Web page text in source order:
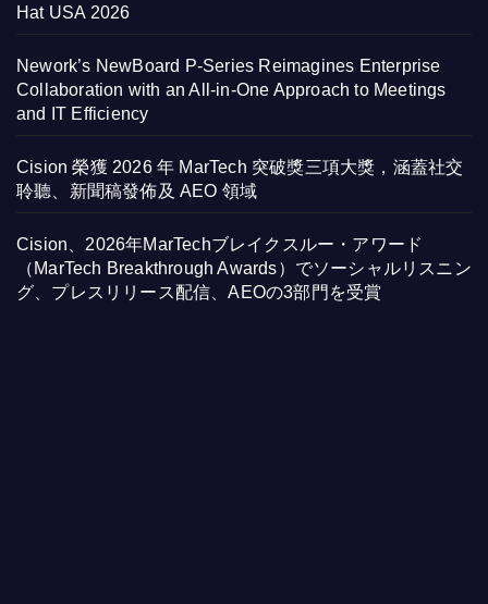
Hat USA 2026
Nework’s NewBoard P-Series Reimagines Enterprise
Collaboration with an All-in-One Approach to Meetings
and IT Efficiency
Cision 榮獲 2026 年 MarTech 突破獎三項大獎，涵蓋社交
聆聽、新聞稿發佈及 AEO 領域
Cision、2026年MarTechブレイクスルー・アワード
（MarTech Breakthrough Awards）でソーシャルリスニン
グ、プレスリリース配信、AEOの3部門を受賞